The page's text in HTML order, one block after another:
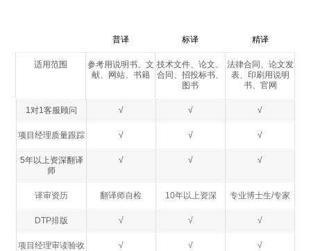
普译 标译 精译
适用范围
参考用说明书、文
献、网站、书籍
技术文件、论文、
合同、招投标书、
图书
法律合同、论文发
表、印刷用说明
书、官网
1对1客服顾问 √ √ √
项目经理质量跟踪 √ √ √
5年以上资深翻译
师
√ √ √
译审资历 翻译师自检 10年以上资深 专业博士生/专家
DTP排版 √ √ √
项目经理审读验收 √ √ √